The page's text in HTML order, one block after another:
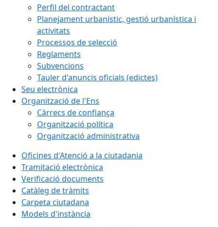
Perfil del contractant
Planejament urbanístic, gestió urbanística i
activitats
Processos de selecció
Reglaments
Subvencions
Tauler d'anuncis oficials (edictes)
Seu electrònica
Organització de l'Ens
Càrrecs de confiança
Organització política
Organització administrativa
Oficines d'Atenció a la ciutadania
Tramitació electrònica
Verificació documents
Catàleg de tràmits
Carpeta ciutadana
Models d'instància